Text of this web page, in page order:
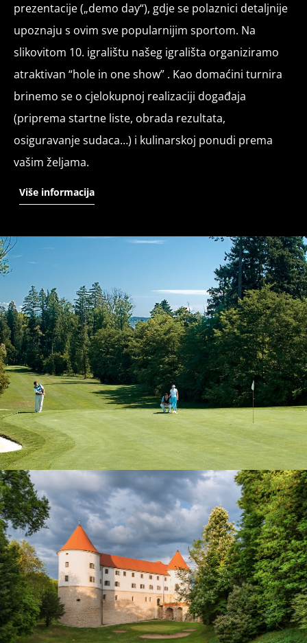
prezentacije („demo day“), gdje se polaznici detaljnije
upoznaju s ovim sve popularnijim sportom. Na
slikovitom 10. igralištu našeg igrališta organiziramo
atraktivan “hole in one show” . Kao domaćini turnira
brinemo se o cjelokupnoj realizaciji događaja
(priprema startne liste, obrada rezultata,
osiguravanje sudaca…) i kulinarskoj ponudi prema
vašim željama.
Više informacija